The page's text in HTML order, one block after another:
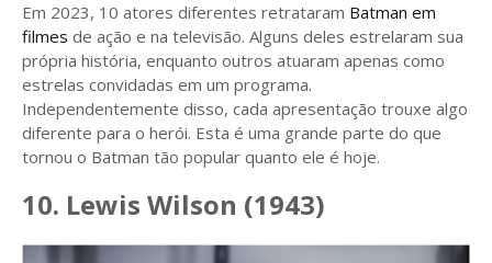
Em 2023, 10 atores diferentes retrataram Batman em
filmes de ação e na televisão. Alguns deles estrelaram sua
própria história, enquanto outros atuaram apenas como
estrelas convidadas em um programa.
Independentemente disso, cada apresentação trouxe algo
diferente para o herói. Esta é uma grande parte do que
tornou o Batman tão popular quanto ele é hoje.
10. Lewis Wilson (1943)